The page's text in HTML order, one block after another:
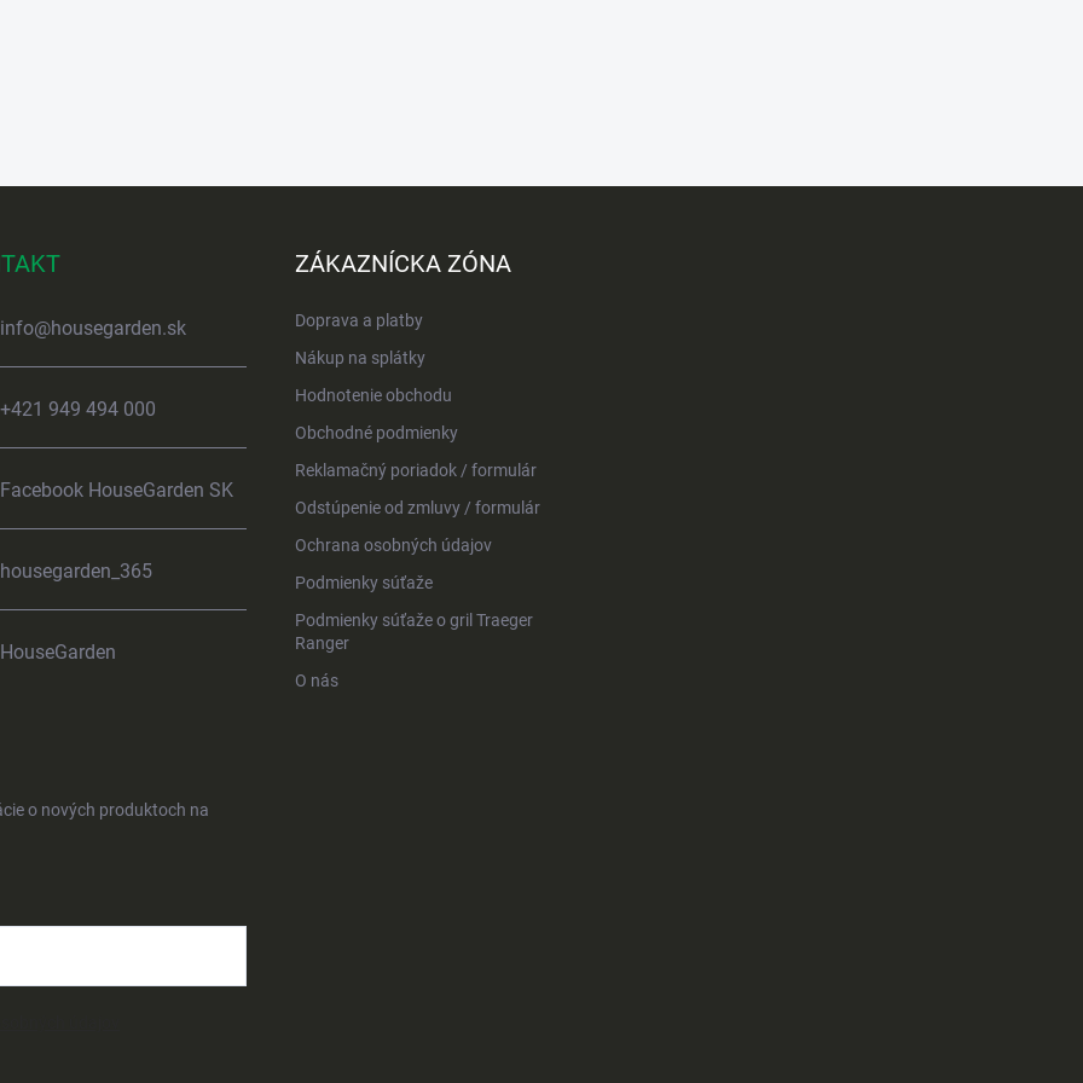
info@housegarden.sk
+421 949 494 000
Facebook HouseGarden SK
housegarden_365
HouseGarden
ZÁKAZNÍCKA ZÓNA
Doprava a platby
Nákup na splátky
Hodnotenie obchodu
Obchodné podmienky
Reklamačný poriadok / formulár
Odstúpenie od zmluvy / formulár
Ochrana osobných údajov
Podmienky súťaže
Podmienky súťaže o gril Traeger
Ranger
O nás
o nových produktoch na